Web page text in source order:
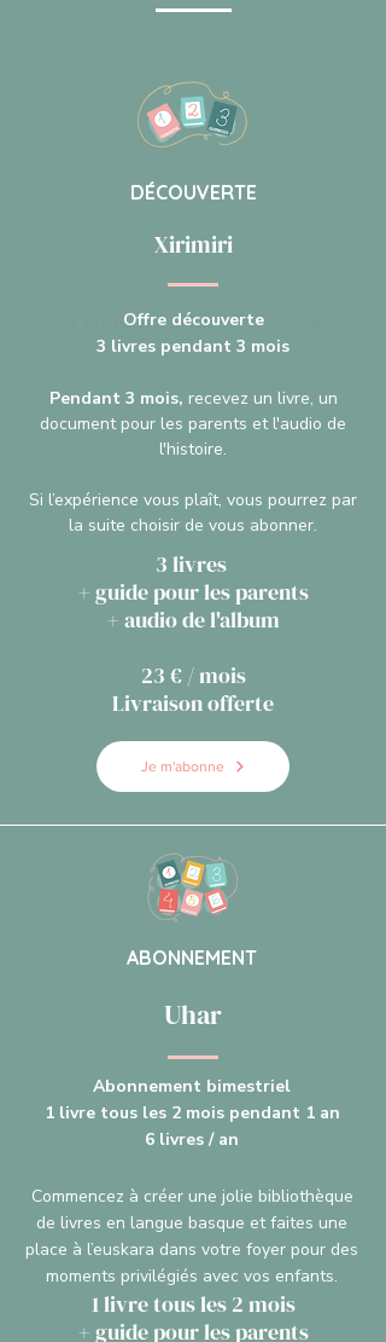
DÉCOUVERTE
Xirimiri
3 LIVRES PENDANT 3 MOIS
Offre découverte
3 livres pendant 3 mois
Pendant 3 mois, recevez un livre, un
document pour les parents et l'audio de
l'histoire.
Si l’expérience vous plaît, vous pourrez par
la suite choisir de vous abonner.
3 livres
+ guide pour les parents
+ audio de l'album
23 € / mois
Livraison offerte
Je m'abonne
ABONNEMENT
Uhar
Abonnement bimestriel
1 livre tous les 2 mois pendant 1 an
6 livres / an
Commencez à créer une jolie bibliothèque
de livres en langue basque et faites une
place à l’euskara dans votre foyer pour des
moments privilégiés avec vos enfants.
1 livre tous les 2 mois
+ guide pour les parents